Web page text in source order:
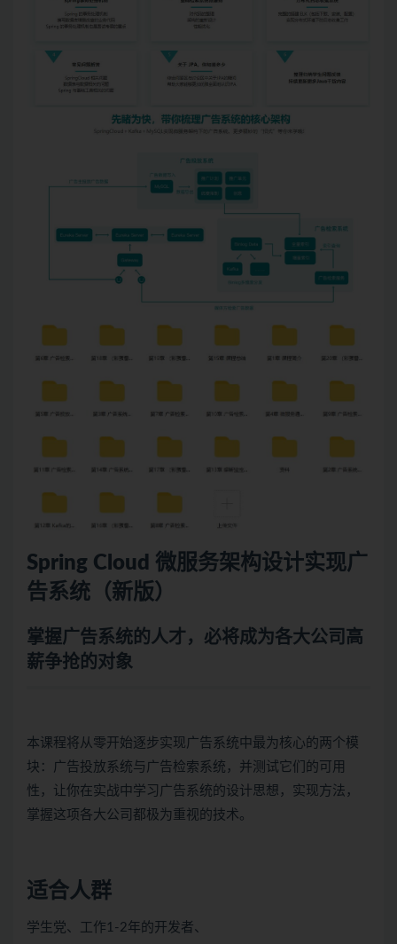
Spring Cloud 微服务架构设计实现广
告系统（新版）
掌握广告系统的人才，必将成为各大公司高
薪争抢的对象
本课程将从零开始逐步实现广告系统中最为核心的两个模
块：广告投放系统与广告检索系统，并测试它们的可用
性，让你在实战中学习广告系统的设计思想，实现方法，
掌握这项各大公司都极为重视的技术。
适合人群
学生党、工作1-2年的开发者、